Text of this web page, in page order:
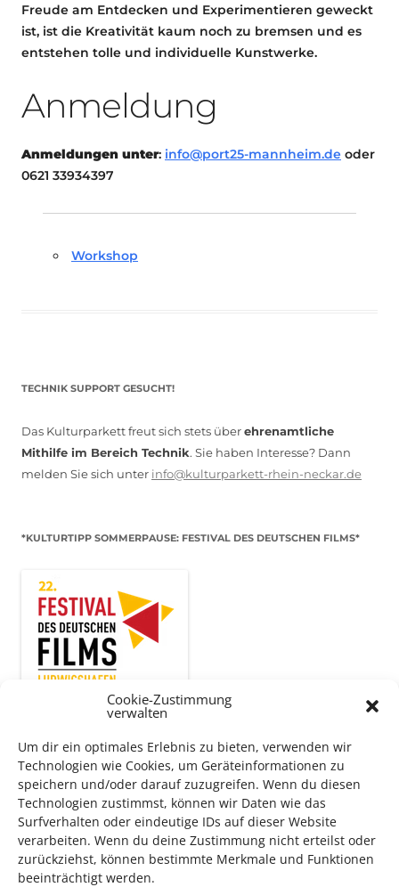
Cookie-Zustimmung
verwalten
Um dir ein optimales Erlebnis zu bieten, verwenden wir
Technologien wie Cookies, um Geräteinformationen zu
speichern und/oder darauf zuzugreifen. Wenn du diesen
Technologien zustimmst, können wir Daten wie das
Surfverhalten oder eindeutige IDs auf dieser Website
verarbeiten. Wenn du deine Zustimmung nicht erteilst oder
zurückziehst, können bestimmte Merkmale und Funktionen
beeinträchtigt werden.
Freude am Entdecken und Experimentieren geweckt
ist, ist die Kreativität kaum noch zu bremsen und es
entstehen tolle und individuelle Kunstwerke.
Anmeldung
Anmeldungen unter: info@port25-mannheim.de oder
0621 33934397
Workshop
TECHNIK SUPPORT GESUCHT!
Das Kulturparkett freut sich stets überehrenamtliche
Mithilfe im Bereich Technik. Sie haben Interesse? Dann
melden Sie sich unter info@kulturparkett-rhein-neckar.de
*KULTURTIPP SOMMERPAUSE: FESTIVAL DES DEUTSCHEN FILMS*
Auch dieses Jahr findet wieder dasFestival des deutschen
Filmsin Ludwigshafen statt.
Vom 19. August bist zum 9. Septemberhaben Kulturpass-
Inhaber*innen freien Eintrittzu den Vorstellungen – 30
Minuten vor Beginn des Films und solange der Vorrat reicht!
Weitere Details zum Festival finden Sie